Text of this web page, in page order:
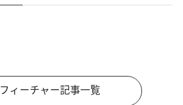
フィーチャー記事一覧